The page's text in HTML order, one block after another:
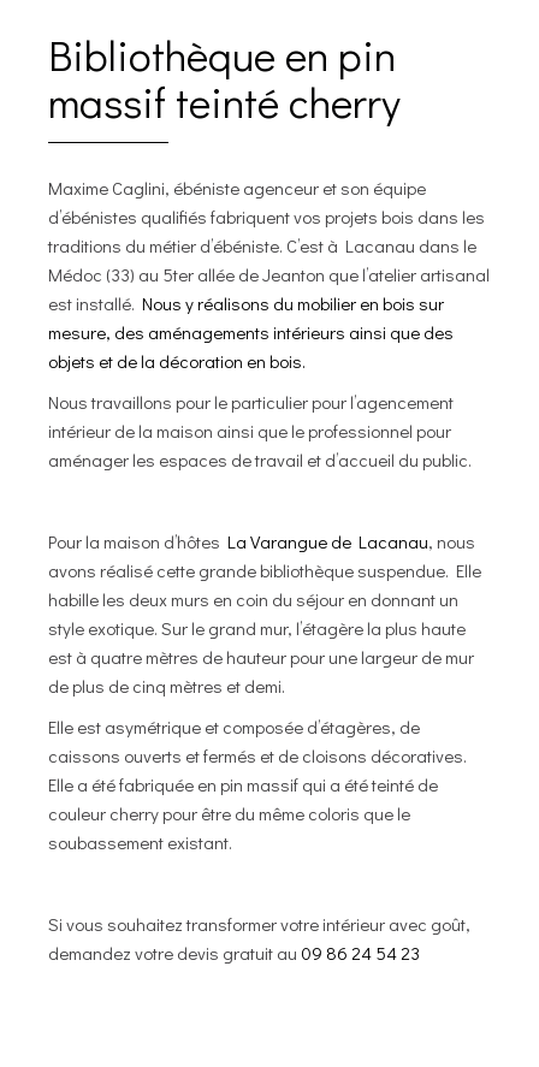
Bibliothèque en pin
massif teinté cherry
Maxime Caglini, ébéniste agenceur et son équipe
d’ébénistes qualifiés fabriquent vos projets bois dans les
traditions du métier d’ébéniste. C’est à Lacanau dans le
Médoc (33) au 5ter allée de Jeanton que l’atelier artisanal
est installé.Nous y réalisons du mobilier en bois sur
mesure, des aménagements intérieurs ainsi que des
objets et de la décoration en bois.
Nous travaillons pour le particulier pour l’agencement
intérieur de la maison ainsi que le professionnel pour
aménager les espaces de travail et d’accueil du public.
Pour la maison d’hôtesLa Varangue de Lacanau, nous
avons réalisé cette grande bibliothèque suspendue. Elle
habille les deux murs en coin du séjour en donnant un
style exotique. Sur le grand mur, l’étagère la plus haute
est à quatre mètres de hauteur pour une largeur de mur
de plus de cinq mètres et demi.
Elle est asymétrique et composée d’étagères, de
caissons ouverts et fermés et de cloisons décoratives.
Elle a été fabriquée en pin massif qui a été teinté de
couleur cherry pour être du même coloris que le
soubassement existant.
Si vous souhaitez transformer votre intérieur avec goût,
demandez votre devis gratuit au 09 86 24 54 23